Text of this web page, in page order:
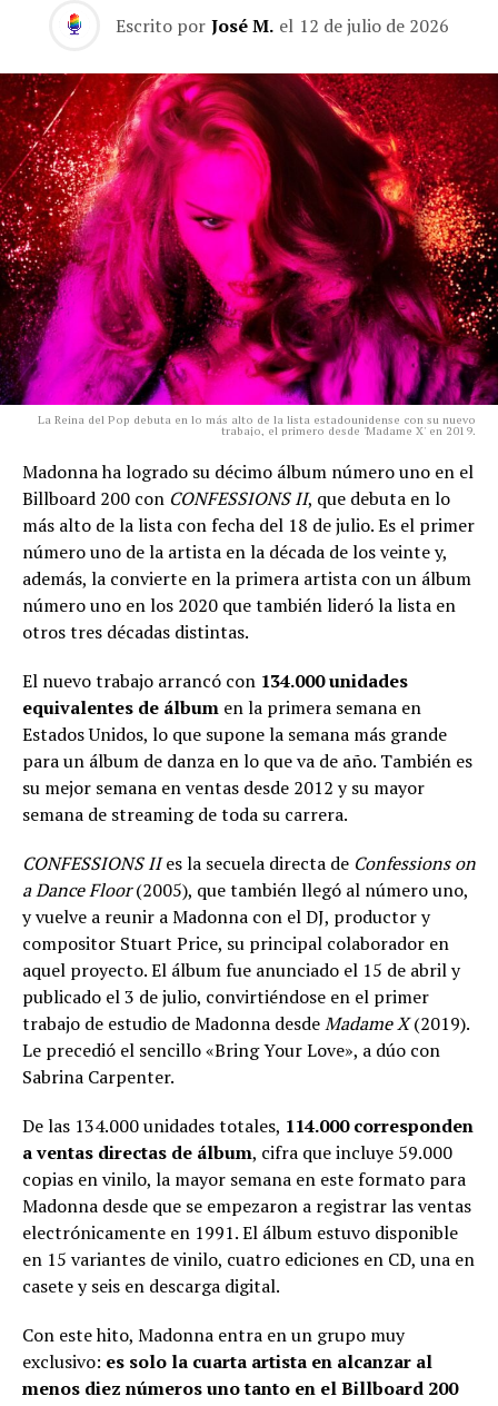
Escrito por José M. el 12 de julio de 2026
La Reina del Pop debuta en lo más alto de la lista estadounidense con su nuevo
trabajo, el primero desde 'Madame X' en 2019.
Madonna ha logrado su décimo álbum número uno en el
Billboard 200 con CONFESSIONS II, que debuta en lo
más alto de la lista con fecha del 18 de julio. Es el primer
número uno de la artista en la década de los veinte y,
además, la convierte en la primera artista con un álbum
número uno en los 2020 que también lideró la lista en
otros tres décadas distintas.
El nuevo trabajo arrancó con 134.000 unidades
equivalentes de álbum en la primera semana en
Estados Unidos, lo que supone la semana más grande
para un álbum de danza en lo que va de año. También es
su mejor semana en ventas desde 2012 y su mayor
semana de streaming de toda su carrera.
CONFESSIONS IIes la secuela directa de Confessions on
a Dance Floor(2005), que también llegó al número uno,
y vuelve a reunir a Madonna con el DJ, productor y
compositor Stuart Price, su principal colaborador en
aquel proyecto. El álbum fue anunciado el 15 de abril y
publicado el 3 de julio, convirtiéndose en el primer
trabajo de estudio de Madonna desdeMadame X(2019).
Le precedió el sencillo «Bring Your Love», a dúo con
Sabrina Carpenter.
De las 134.000 unidades totales, 114.000 corresponden
a ventas directas de álbum, cifra que incluye 59.000
copias en vinilo, la mayor semana en este formato para
Madonna desde que se empezaron a registrar las ventas
electrónicamente en 1991. El álbum estuvo disponible
en 15 variantes de vinilo, cuatro ediciones en CD, una en
casete y seis en descarga digital.
Con este hito, Madonna entra en un grupo muy
exclusivo: es solo la cuarta artista en alcanzar al
menos diez números uno tanto en el Billboard 200